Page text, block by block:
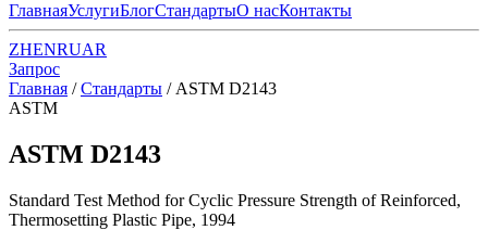
ГлавнаяУслугиБлогСтандартыО насКонтакты
ZHENRUAR
Запрос
Главная / Стандарты / ASTM D2143
ASTM
ASTM D2143
Standard Test Method for Cyclic Pressure Strength of Reinforced,
Thermosetting Plastic Pipe, 1994